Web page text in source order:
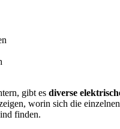
gibt es diverse
worin sich die
finden.